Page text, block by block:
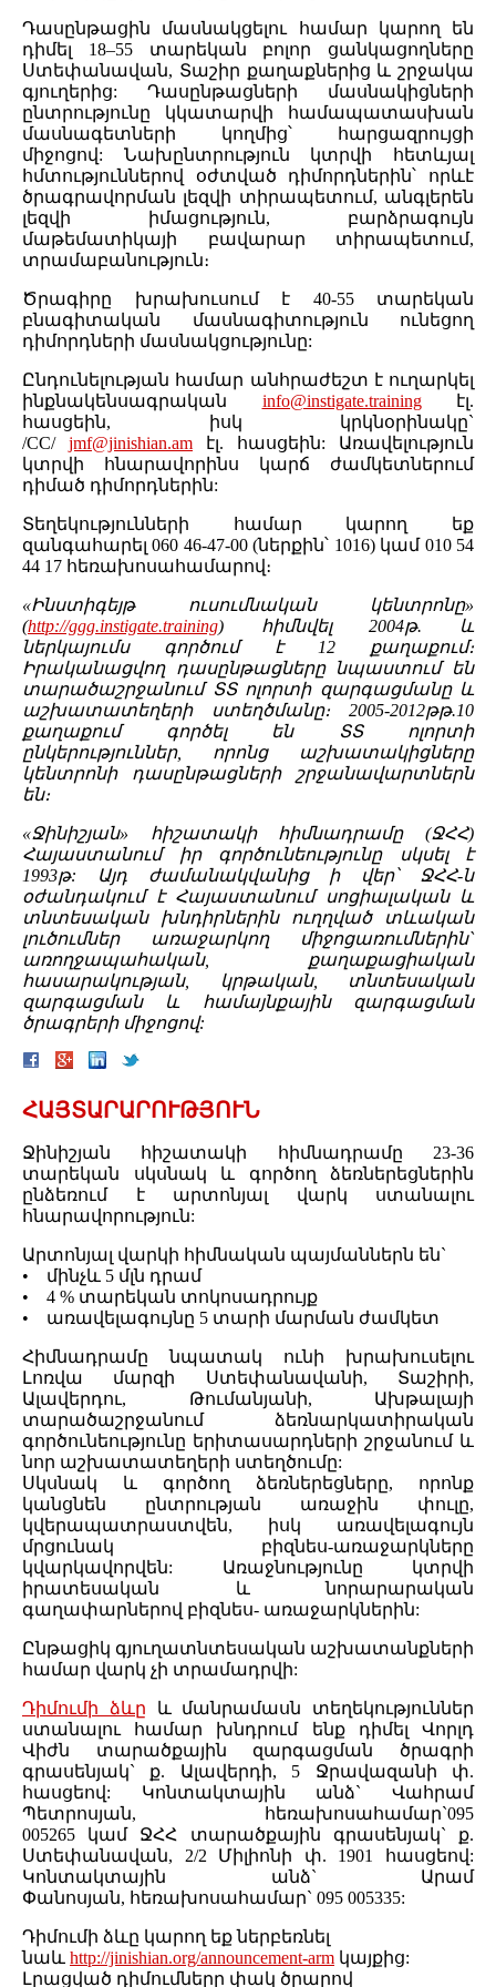
Դասընթացին մասնակցելու համար կարող են
դիմել 18–55 տարեկան բոլոր ցանկացողները
Ստեփանավան, Տաշիր քաղաքներից և շրջակա
գյուղերից: Դասընթացների մասնակիցների
ընտրությունը կկատարվի համապատասխան
մասնագետների կողմից՝ հարցազրույցի
միջոցով: Նախընտրություն կտրվի հետևյալ
հմտություններով օժտված դիմորդներին՝ որևէ
ծրագրավորման լեզվի տիրապետում, անգլերեն
լեզվի իմացություն, բարձրագույն
մաթեմատիկայի բավարար տիրապետում,
տրամաբանություն։
Ծրագիրը խրախուսում է 40-55 տարեկան
բնագիտական մասնագիտություն ունեցող
դիմորդների մասնակցությունը:
Ընդունելության համար անհրաժեշտ է ուղարկել
ինքնակենսագրական info@instigate.trainingէլ.
հասցեին, իսկ կրկնօրինակը`
/CC/ jmf@jinishian.am էլ. հասցեին: Առավելություն
կտրվի հնարավորինս կարճ ժամկետներում
դիմած դիմորդներին:
Տեղեկությունների համար կարող եք
զանգահարել 060 46-47-00 (ներքին՝ 1016) կամ 010 54
44 17 հեռախոսահամարով։
«Ինստիգեյթ ուսումնական կենտրոնը»
(http://ggg.instigate.training) հիմնվել 2004թ. և
ներկայումս գործում է 12 քաղաքում։
Իրականացվող դասընթացները նպաստում են
տարածաշրջանում ՏՏ ոլորտի զարգացմանը և
աշխատատեղերի ստեղծմանը։ 2005-2012թթ.10
քաղաքում գործել են ՏՏ ոլորտի
ընկերություններ, որոնց աշխատակիցները
կենտրոնի դասընթացների շրջանավարտներն
են։
«Ջինիշյան» հիշատակի հիմնադրամը (ՋՀՀ)
Հայաստանում իր գործունեությունը սկսել է
1993թ: Այդ ժամանակվանից ի վեր՝ ՋՀՀ-ն
օժանդակում է Հայաստանում սոցիալական և
տնտեսական խնդիրներին ուղղված տևական
լուծումներ առաջարկող միջոցառումներին`
առողջապահական, քաղաքացիական
հասարակության, կրթական, տնտեսական
զարգացման և համայնքային զարգացման
ծրագրերի միջոցով:
ՀԱՅՏԱՐԱՐՈՒԹՅՈՒՆ
Ջինիշյան հիշատակի հիմնադրամը 23-36
տարեկան սկսնակ և գործող ձեռներեցներին
ընձեռում է արտոնյալ վարկ ստանալու
հնարավորություն:
Արտոնյալ վարկի հիմնական պայմաններն են`
• մինչև 5 մլն դրամ
• 4 % տարեկան տոկոսադրույք
• առավելագույնը 5 տարի մարման ժամկետ
Հիմնադրամը նպատակ ունի խրախուսելու
Լոռվա մարզի Ստեփանավանի, Տաշիրի,
Ալավերդու, Թումանյանի, Ախթալայի
տարածաշրջանում ձեռնարկատիրական
գործունեությունը երիտասարդների շրջանում և
նոր աշխատատեղերի ստեղծումը:
Սկսնակ և գործող ձեռներեցները, որոնք
կանցնեն ընտրության առաջին փուլը,
կվերապատրաստվեն, իսկ առավելագույն
մրցունակ բիզնես-առաջարկները
կվարկավորվեն: Առաջնությունը կտրվի
իրատեսական և նորարարական
գաղափարներով բիզնես- առաջարկներին:
Ընթացիկ գյուղատնտեսական աշխատանքների
համար վարկ չի տրամադրվի:
Դիմումի ձևը և մանրամասն տեղեկություններ
ստանալու համար խնդրում ենք դիմել Վորլդ
Վիժն տարածքային զարգացման ծրագրի
գրասենյակ` ք. Ալավերդի, 5 Ջրավազանի փ.
հասցեով: Կոնտակտային անձ` Վահրամ
Պետրոսյան, հեռախոսահամար`095
005265 կամ ՋՀՀ տարածքային գրասենյակ` ք.
Ստեփանավան, 2/2 Միլիոնի փ. 1901 հասցեով:
Կոնտակտային անձ` Արամ
Փանոսյան, հեռախոսահամար` 095 005335:
Դիմումի ձևը կարող եք ներբեռնել
նաև http://jinishian.org/announcement-arm կայքից:
Լրացված դիմումները փակ ծրարով